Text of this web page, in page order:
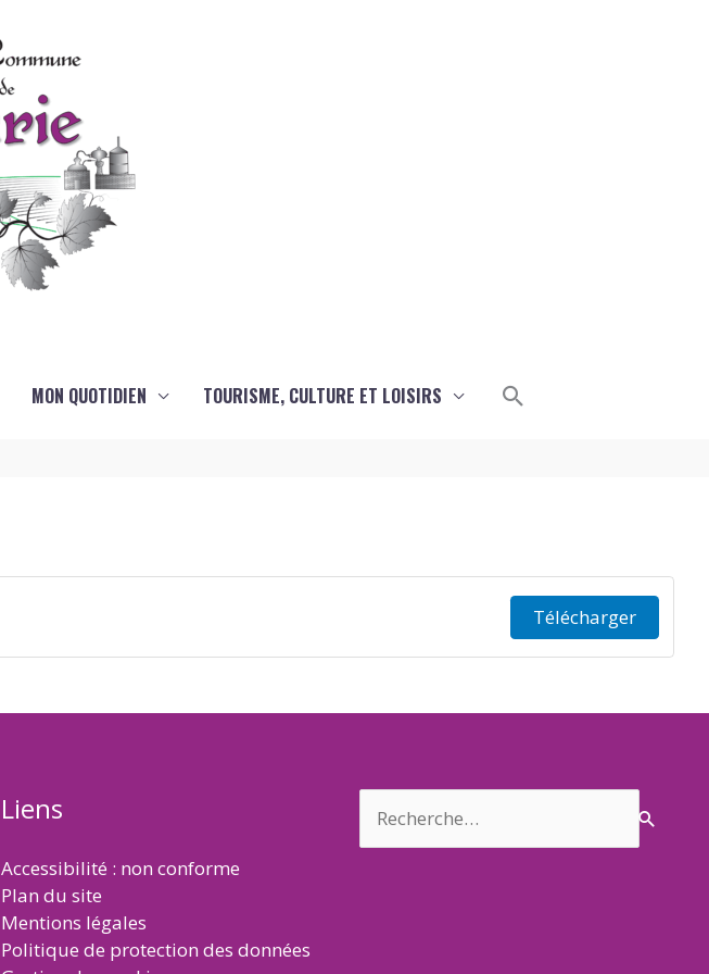
MON QUOTIDIEN TOURISME, CULTURE ET LOISIRS Rechercher
Télécharger
Liens
Accessibilité : non conforme
Plan du site
Mentions légales
Politique de protection des données